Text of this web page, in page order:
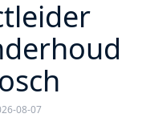
08-07